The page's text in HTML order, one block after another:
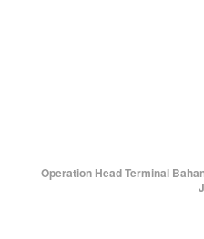
Operation Head Terminal